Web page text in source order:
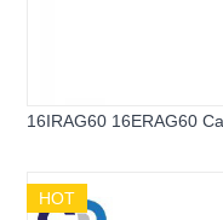
16IRAG60 16ERAG60
HOT